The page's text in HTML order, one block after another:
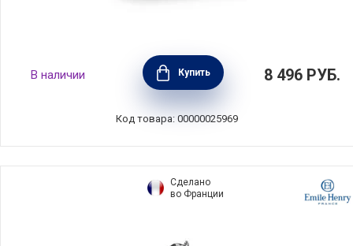
Бутылка для масла квадратная Oliere
Vintage 500 мл, материал керамика, цвет
зеленый, Nuova Cer, Италия, 9505-V50
В наличии Купить 8 496 РУБ.
Код товара: 00000025969
Сделано
во Франции